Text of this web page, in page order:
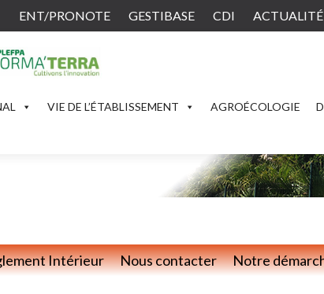
ENT/PRONOTE GESTIBASE CDI ACTUALITÉ
VIE DE L’ÉTABLISSEMENT AGROÉCOLOGIE
Intérieur Nous contacter Notre